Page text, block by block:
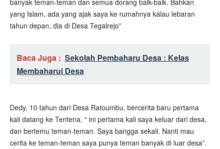
banyak teman-teman dan semua dorang baik-baik. Bahkan
yang Islam, ada yang ajak saya ke rumahnya kalau lebaran
tahun depan, dia di Desa Tegalrejo”
Baca Juga : Sekolah Pembaharu Desa : Kelas
Membaharui Desa
Dedy, 10 tahun dari Desa Ratoumbu, bercerita baru pertama
kali datang ke Tentena. “ ini pertama kali saya keluar dari desa,
dan bertemu teman-teman. Saya bangga sekali. Nanti mau
cerita ke teman-teman saya punya teman banyak di luar desa”.